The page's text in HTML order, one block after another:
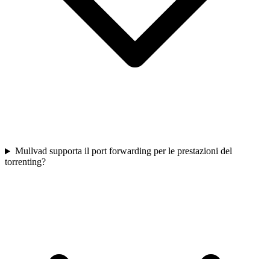
Mullvad supporta il port forwarding per le prestazioni del
torrenting?